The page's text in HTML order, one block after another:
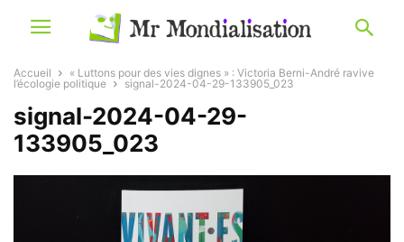
Accueil
« Luttons pour des vies dignes » : Victoria Berni-André ravive
l’écologie politique
signal-2024-04-29-133905_023
signal-2024-04-29-
133905_023